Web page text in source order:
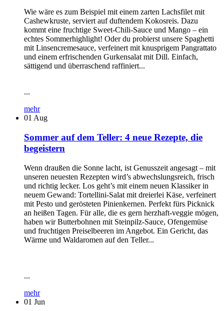
Wie wäre es zum Beispiel mit einem zarten Lachsfilet mit
Cashewkruste, serviert auf duftendem Kokosreis. Dazu
kommt eine fruchtige Sweet-Chili-Sauce und Mango – ein
echtes Sommerhighlight! Oder du probierst unsere Spaghetti
mit Linsencremesauce, verfeinert mit knusprigem Pangrattato
und einem erfrischenden Gurkensalat mit Dill. Einfach,
sättigend und überraschend raffiniert...
...
mehr
01 Aug
Sommer auf dem Teller: 4 neue Rezepte, die
begeistern
Wenn draußen die Sonne lacht, ist Genusszeit angesagt – mit
unseren neuesten Rezepten wird’s abwechslungsreich, frisch
und richtig lecker. Los geht’s mit einem neuen Klassiker in
neuem Gewand: Tortellini-Salat mit dreierlei Käse, verfeinert
mit Pesto und gerösteten Pinienkernen. Perfekt fürs Picknick
an heißen Tagen. Für alle, die es gern herzhaft-veggie mögen,
haben wir Butterbohnen mit Steinpilz-Sauce, Ofengemüse
und fruchtigen Preiselbeeren im Angebot. Ein Gericht, das
Wärme und Waldaromen auf den Teller...
...
mehr
01 Jun